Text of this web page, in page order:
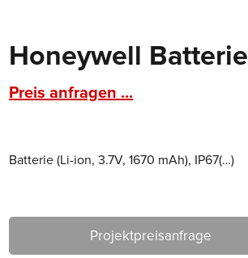
Honeywell Batterie
Preis anfragen ...
Batterie (Li-ion, 3.7V, 1670 mAh), IP67(…)
Projektpreisanfrage